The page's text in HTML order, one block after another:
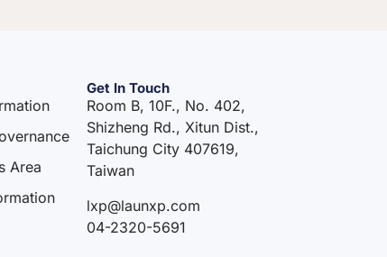
Area
Get In Touch
Room B, 10F., No. 402,
Shizheng Rd., Xitun Dist.,
Taichung City 407619,
Taiwan
lxp@launxp.com
04-2320-5691